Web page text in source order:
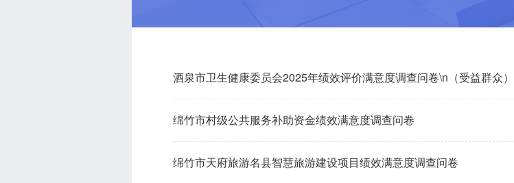
酒泉市卫生健康委员会2025年绩效评价满意度调查问卷\n（受益群众）
绵竹市村级公共服务补助资金绩效满意度调查问卷
绵竹市天府旅游名县智慧旅游建设项目绩效满意度调查问卷